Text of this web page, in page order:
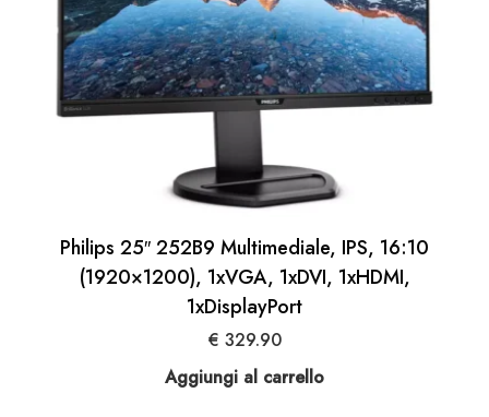
Philips 25″ 252B9 Multimediale, IPS, 16:10
(1920×1200), 1xVGA, 1xDVI, 1xHDMI,
1xDisplayPort
€ 329.90
Aggiungi al carrello